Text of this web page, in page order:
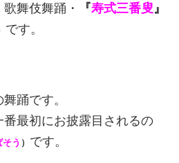
舞伎舞踊・ 『寿式三番叟 』
です。
踊です。
最初にお披露目されるの
う ） です。